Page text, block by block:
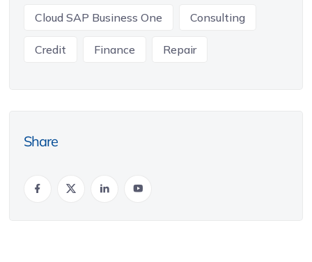
Cloud SAP Business One Consulting
Credit Finance Repair
Share